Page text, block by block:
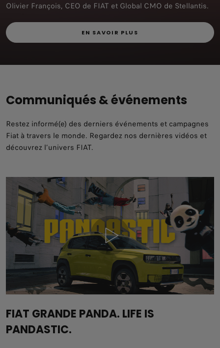
Olivier François, CEO de FIAT et Global CMO de Stellantis.
EN SAVOIR PLUS
Communiqués & événements
Restez informé(e) des derniers événements et campagnes
Fiat à travers le monde. Regardez nos dernières vidéos et
découvrez l’univers FIAT.
FIAT GRANDE PANDA. LIFE IS
PANDASTIC.